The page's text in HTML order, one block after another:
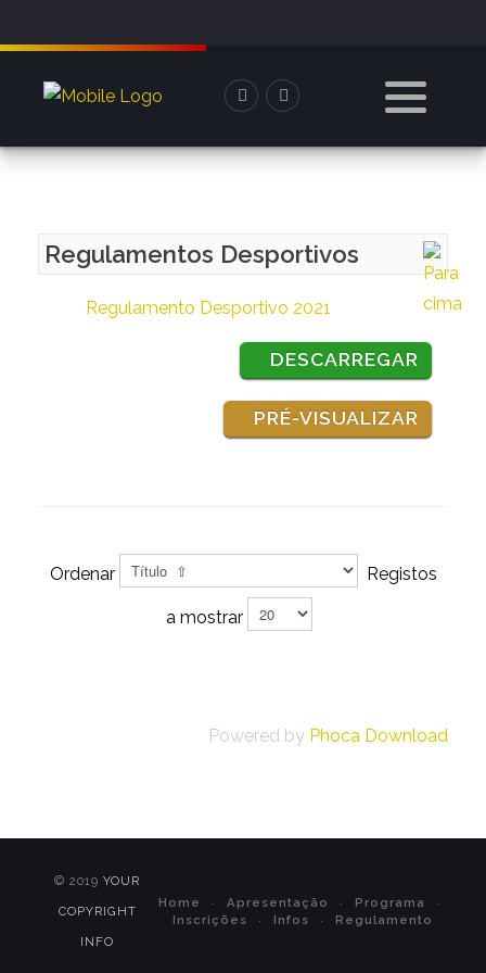
Regulamentos Desportivos
Regulamento Desportivo 2021
DESCARREGAR
PRÉ-VISUALIZAR
Ordenar Registos
a mostrar
Powered by Phoca Download
© 2019 YOUR
COPYRIGHT
INFO
Home Apresentação
Programa
Inscrições
Infos Regulamento